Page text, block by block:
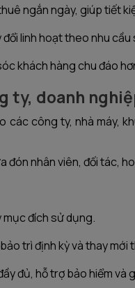
ngắn ngày, giúp tiết
linh hoạt theo nhu cầu
khách hàng chu đáo
ty, doanh
công ty, nhà máy,
đón nhân viên, đối tác,
mục đích sử dụng.
trì định kỳ và thay mới
đủ, hỗ trợ bảo hiểm và